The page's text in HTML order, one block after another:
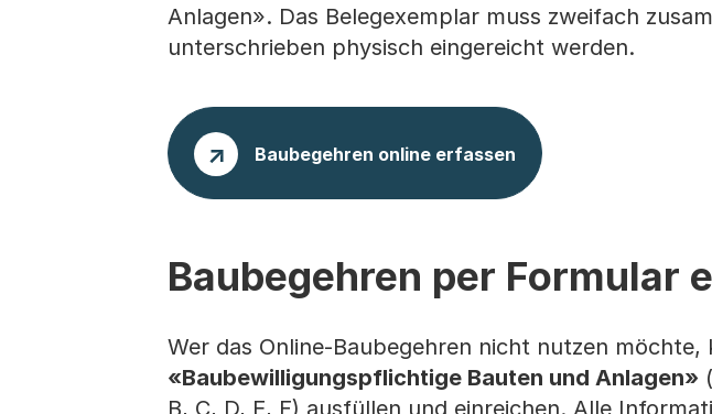
Anlagen». Das Belegexemplar muss zweifach
unterschrieben physisch eingereicht werden.
Baubegehren online erfassen
Baubegehren per Formular
Wer das Online-Baubegehren nicht nutzen möchte,
«Baubewilligungspflichtige Bauten und Anlagen»
B, C, D, E, F) ausfüllen und einreichen. Alle